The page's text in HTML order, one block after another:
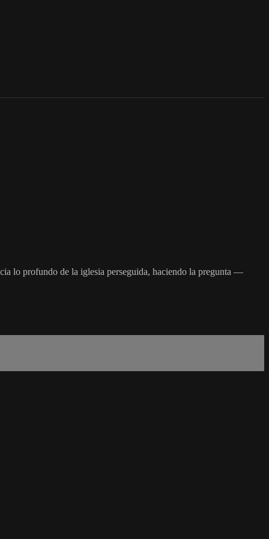
lo profundo de la iglesia perseguida, haciendo la pregunta —